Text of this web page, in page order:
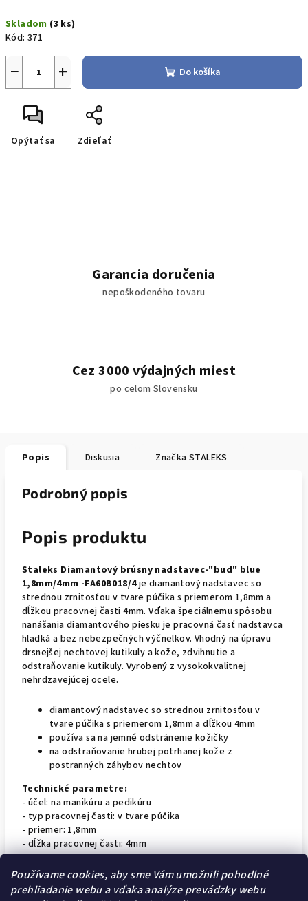
Používame cookies, aby sme Vám umožnili pohodlné
prehliadanie webu a vďaka analýze prevádzky webu
cena:
Skladom (3 ks)
Kód: 371
+
− Do košíka
Opýtať sa Zdieľať
Garancia doručenia
nepoškodeného tovaru
Cez 3000 výdajných miest
po celom Slovensku
Popis Diskusia Značka STALEKS
Podrobný popis
Popis produktu
Staleks Diamantový brúsny nadstavec-"bud" blue
1,8mm/4mm -FA60B018/4je diamantový nadstavec so
strednou zrnitosťou v tvare púčika s priemerom 1,8mm a
dĺžkou pracovnej časti 4mm. Vďaka špeciálnemu spôsobu
nanášania diamantového piesku je pracovná časť nadstavca
hladká a bez nebezpečných výčnelkov. Vhodný na úpravu
drsnejšej nechtovej kutikuly a kože, zdvihnutie a
odstraňovanie kutikuly. Vyrobený z vysokokvalitnej
nehrdzavejúcej ocele.
diamantový nadstavec so strednou zrnitosťou v
tvare púčika s priemerom 1,8mm a dĺžkou 4mm
používa sa na jemné odstránenie kožičky
na odstraňovanie hrubej potrhanej kože z
postranných záhybov nechtov
Technické parametre:
- účel: na manikúru a pedikúru
- typ pracovnej časti: v tvare púčika
- priemer: 1,8mm
- dĺžka pracovnej časti: 4mm
- farba pruhu: modrá
- zrnitosť: stredná
- materiál: nehrdzavejúca oceľ